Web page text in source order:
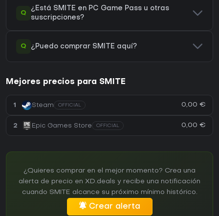
Q
¿Está SMITE en PC Game Pass u otras
suscripciones?
Q ¿Puedo comprar SMITE aquí?
Mejores precios para SMITE
1 Steam OFFICIAL 0,00 €
2 Epic Games Store OFFICIAL 0,00 €
¿Quieres comprar en el mejor momento? Crea una
alerta de precio en XD.deals y recibe una notificación
cuando SMITE alcance su próximo mínimo histórico.
Crear alerta